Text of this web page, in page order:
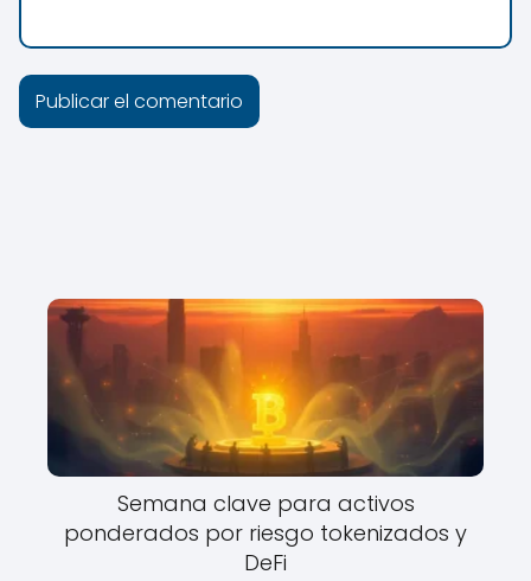
Semana clave para activos
ponderados por riesgo tokenizados y
DeFi